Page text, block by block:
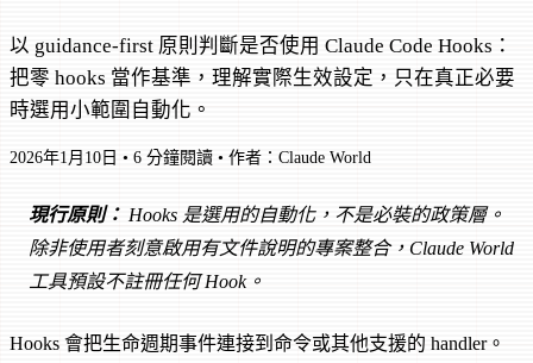
以 guidance-first 原則判斷是否使用 Claude Code Hooks：
把零 hooks 當作基準，理解實際生效設定，只在真正必要
時選用小範圍自動化。
2026年1月10日 • 6 分鐘閱讀 • 作者：Claude World
現行原則： Hooks 是選用的自動化，不是必裝的政策層。
除非使用者刻意啟用有文件說明的專案整合，Claude World
工具預設不註冊任何 Hook。
Hooks 會把生命週期事件連接到命令或其他支援的 handler。